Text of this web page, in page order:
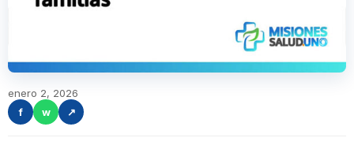
enero 2, 2026
f
w ↗